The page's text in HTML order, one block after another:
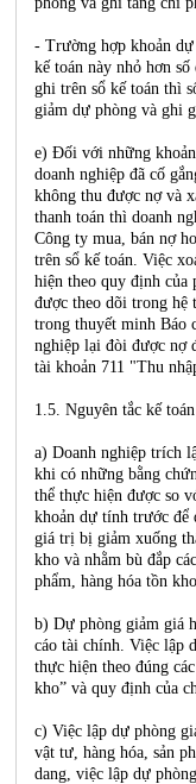
- Trường hợp khoản
kế toán này nhỏ hơn
ghi trên sổ kế toán thì
giảm dự phòng và ghi
e) Đối với những
doanh nghiệp đã cố
không thu được nợ và
thanh toán thì doanh
Công ty mua, bán nợ
trên sổ kế toán. Việc
hiện theo quy định của
được theo dõi trong hệ
trong thuyết minh Báo
nghiệp lại đòi được nợ
tài khoản 711 "Thu
1.5. Nguyên tắc kế
a) Doanh nghiệp trích
khi có những bằng
thể thực hiện được so
khoản dự tính trước để
giá trị bị giảm xuống
kho và nhằm bù đắp
phẩm, hàng hóa tồn
b) Dự phòng giảm giá
cáo tài chính. Việc lập
thực hiện theo đúng
kho” và quy định của
c) Việc lập dự phòng
vật tư, hàng hóa, sản
dang, việc lập dự